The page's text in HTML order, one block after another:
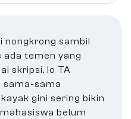
nongkrong sambil
ada temen yang
skripsi, lo TA
sama-sama
gini sering bikin
belum